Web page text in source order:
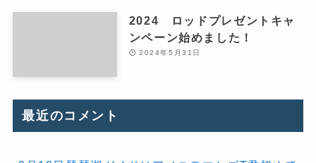
2024 ロッドプレゼントキャ
ンペーン始めました！
2024年5月31日
最近のコメント